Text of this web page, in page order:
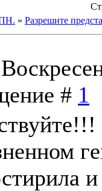
» Разрешите
# 1